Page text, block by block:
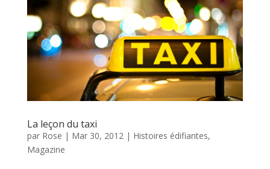
La leçon du taxi
par Rose | Mar 30, 2012| Histoires édifiantes,
Magazine